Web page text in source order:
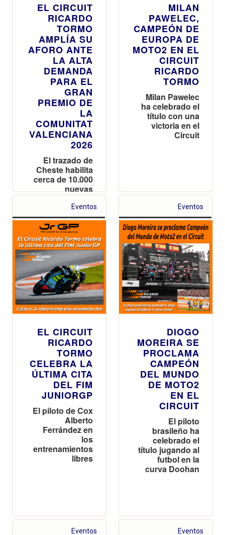
EL CIRCUIT
RICARDO
TORMO
AMPLÍA SU
AFORO ANTE
LA ALTA
DEMANDA
PARA EL
GRAN
PREMIO DE
LA
COMUNITAT
VALENCIANA
2026
El trazado de
Cheste habilita
cerca de 10.000
nuevas
localidades en
las tribunas
Superior
Naranja y
Amarilla tras
agotar
prácticamente
el boletaje
inicial
MILAN
PAWELEC,
CAMPEÓN DE
EUROPA DE
MOTO2 EN EL
CIRCUIT
RICARDO
TORMO
Milan Pawelec
ha celebrado el
título con una
victoria en el
Circuit
Eventos
EL CIRCUIT
RICARDO
TORMO
CELEBRA LA
ÚLTIMA CITA
DEL FIM
JUNIORGP
El piloto de Cox
Alberto
Ferrández en
los
entrenamientos
libres
Eventos
DIOGO
MOREIRA SE
PROCLAMA
CAMPEÓN
DEL MUNDO
DE MOTO2
EN EL
CIRCUIT
El piloto
brasileño ha
celebrado el
título jugando al
futbol en la
curva Doohan
Eventos Eventos